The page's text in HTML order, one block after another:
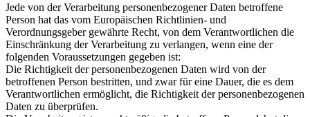
Jede von der Verarbeitung personenbezogener Daten betroffene
Person hat das vom Europäischen Richtlinien- und
Verordnungsgeber gewährte Recht, von dem Verantwortlichen die
Einschränkung der Verarbeitung zu verlangen, wenn eine der
folgenden Voraussetzungen gegeben ist:
Die Richtigkeit der personenbezogenen Daten wird von der
betroffenen Person bestritten, und zwar für eine Dauer, die es dem
Verantwortlichen ermöglicht, die Richtigkeit der personenbezogenen
Daten zu überprüfen.